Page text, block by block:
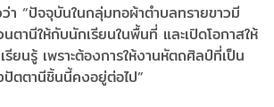
า “ปัจจุบันในกลุ่มทอผ้าตำบลทรายขาวมี
ตานีให้กับนักเรียนในพื้นที่ และเปิดโอกาสให้
ยนรู้ เพราะต้องการให้งานหัตถศิลป์ที่เป็น
ตตานีชิ้นนี้คงอยู่ต่อไป”